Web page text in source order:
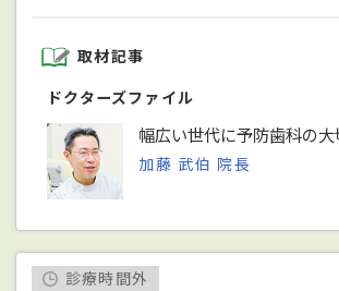
取材記事
ドクターズファイル
幅広い世代に予防歯科の
加藤 武伯 院長
診療時間外